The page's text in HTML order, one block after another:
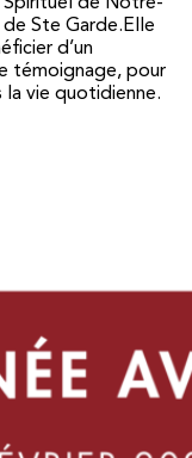
de Notre-
Ste Garde.Elle
d’un
témoignage, pour
vie quotidienne.